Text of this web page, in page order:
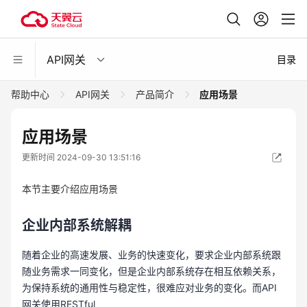
API网关 目录
帮助中心 API网关 产品简介 应用场景
应用场景
更新时间 2024-09-30 13:51:16
本节主要介绍应用场景
企业内部系统解耦
随着企业的高速发展、业务的快速变化，要求企业内部系统跟
随业务需求一同变化，但是企业内部系统存在相互依赖关系，
为保持系统的通用性与稳定性，很难应对业务的变化。而API
网关使用RESTful